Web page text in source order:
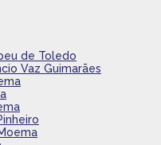
de Toledo
Vaz Guimarães